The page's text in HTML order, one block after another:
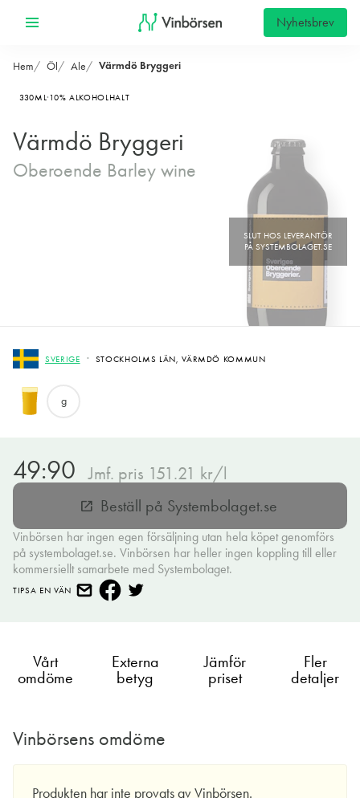
Nyhetsbrev
Hem Öl Ale Värmdö Bryggeri
330ML 10% ALKOHOLHALT
Värmdö Bryggeri
Oberoende Barley wine
SVERIGE STOCKHOLMS LÄN, VÄRMDÖ KOMMUN
g
49:90 Jmf. pris 151.21 kr/l
open_in_new Beställ på Systembolaget.se
Vinbörsen har ingen egen försäljning utan hela köpet genomförs
på systembolaget.se. Vinbörsen har heller ingen koppling till eller
kommersiellt samarbete med Systembolaget.
TIPSA EN VÄN
Vårt
omdöme
Externa
betyg
Jämför
priset
Fler
detaljer
Vinbörsens omdöme
Produkten har inte provats av Vinbörsen.